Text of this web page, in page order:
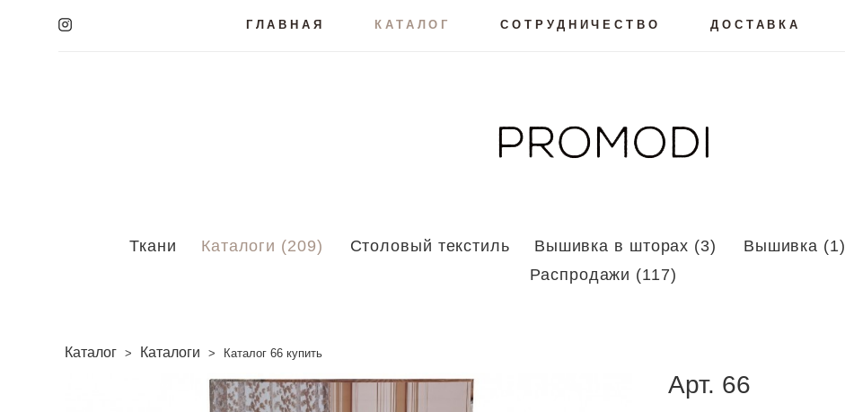
ГЛАВНАЯ КАТАЛОГ СОТРУДНИЧЕСТВО ДОСТАВКА
Ткани Каталоги (209) Столовый текстиль Вышивка в шторах (3) Вышивка (1)
Распродажи (117)
Каталог > Каталоги > Каталог 66 купить
Арт. 66